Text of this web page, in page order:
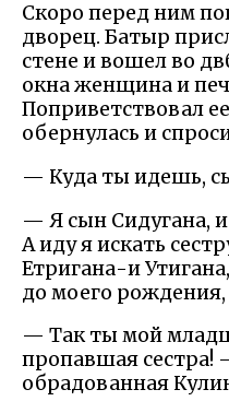
Скоро перед ним
дворец. Батыр
стене и вошел во
окна женщина и
Поприветствовал
обернулась и
— Куда ты идешь,
— Я сын Сидугана,
А иду я искать
Етригана-и
до моего
— Так ты мой
пропавшая сестра!
обрадованная